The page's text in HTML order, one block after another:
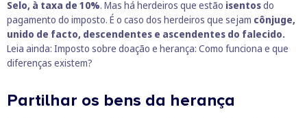
Selo, à taxa de 10%. Mas há herdeiros que estão isentosdo
pagamento do imposto. É o caso dos herdeiros que sejam cônjuge,
unido de facto, descendentes e ascendentes do falecido.
Leia ainda: Imposto sobre doação e herança: Como funciona e que
diferenças existem?
Partilhar os bens da herança